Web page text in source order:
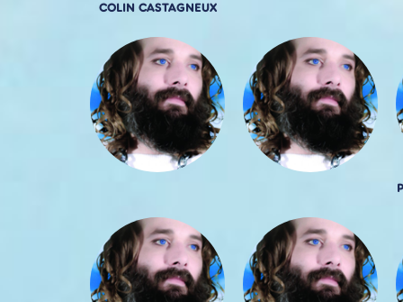
COLIN CASTAGNEUX